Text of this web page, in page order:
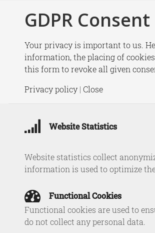
GDPR Consent
Your privacy is important to us.
information, the placing of
this form to revoke all given
Privacy policy | Close
Website Statistics
Website statistics collect
information is used to optimize
Functional Cookies
Functional cookies are used to
do not collect any personal data.